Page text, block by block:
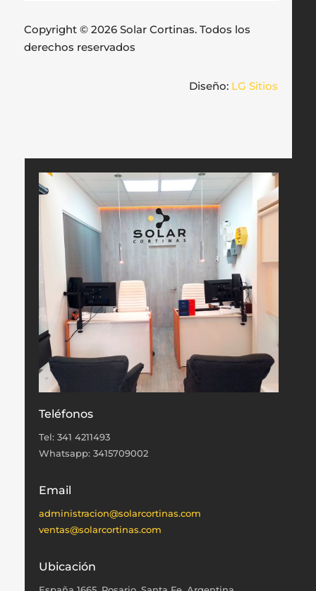
Copyright © 2026 Solar Cortinas. Todos los
derechos reservados
Diseño: LG Sitios
Teléfonos
Tel: 341 4211493
Whatsapp: 3415709002
Email
administracion@solarcortinas.com
ventas@solarcortinas.com
Ubicación